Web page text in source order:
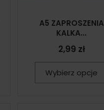
A5 ZAPROSZENIA
KALKA...
2,99 zł
Wybierz opcje